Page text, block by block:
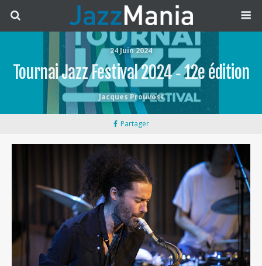
24 Juin 2024
Tournai Jazz Festival 2024 ‐ 12e édition
Jacques Prouvost
Partager